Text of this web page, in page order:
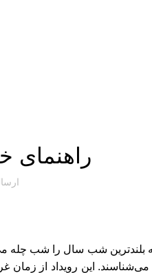
راهنمای
شب سال را شب چله
این رویداد از زمان